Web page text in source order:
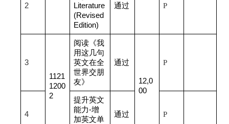
2
Literature
(Revised
Edition)
通过 P
3
1121
1200
2
阅读《我
用这几句
英文在全
世界交朋
友》
通过
12,0
00
P
4
提升英文
能力-增
加英文单
通过 P